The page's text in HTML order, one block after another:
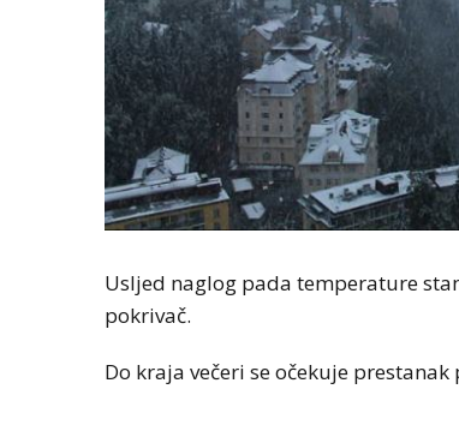
Usljed naglog pada temperature
pokrivač.
Do kraja večeri se očekuje